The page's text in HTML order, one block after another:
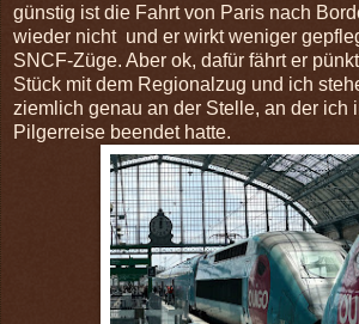
günstig ist die Fahrt von Paris nach
wieder nicht und er wirkt weniger
SNCF-Züge. Aber ok, dafür fährt er
Stück mit dem Regionalzug und ich
ziemlich genau an der Stelle, an der ich
Pilgerreise beendet hatte.